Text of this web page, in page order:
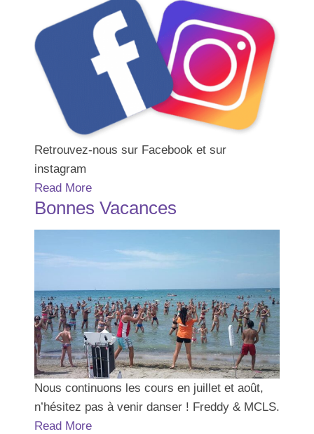
Retrouvez-nous sur Facebook et sur
instagram
Read More
Bonnes Vacances
Nous continuons les cours en juillet et août,
n’hésitez pas à venir danser ! Freddy & MCLS.
Read More